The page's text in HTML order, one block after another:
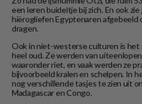
een leren buideltje bij zich. En ook
hiërogliefen Egyptenaren afgebeeld
dragen.
Ook in niet-westerse culturen is het
heel oud. Ze werden van
waaronder riet, en vaak werden ze
bijvoorbeeld kralen en schelpen. In
nog verschillende tasjes te zien uit
Madagascar en Congo.